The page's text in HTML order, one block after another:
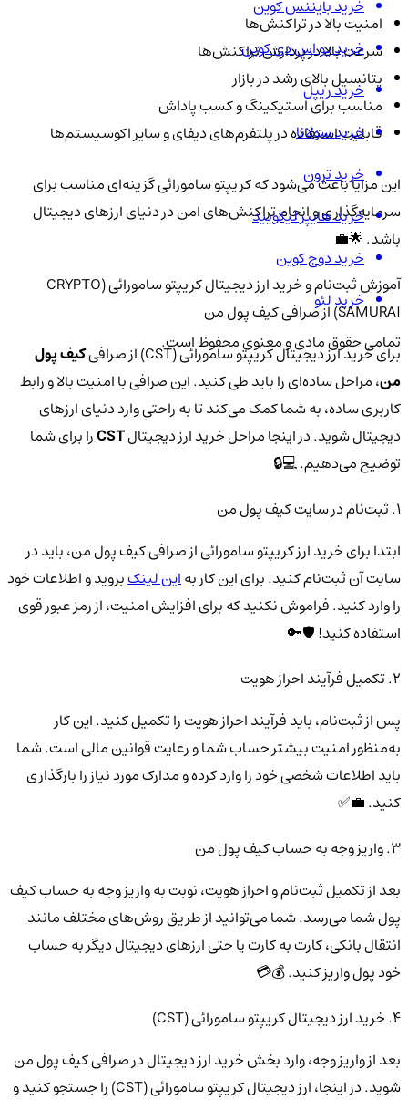
امنیت بالا در تراکنش‌ها
سرعت بالا در پردازش تراکنش‌ها
پتانسیل بالای رشد در بازار
مناسب برای استیکینگ و کسب پاداش
قابلیت استفاده در پلتفرم‌های دیفای و سایر اکوسیستم‌ها
این مزایا باعث می‌شود که کریپتو سامورائی گزینه‌ای مناسب برای
سرمایه‌گذاری و انجام تراکنش‌های امن در دنیای ارزهای دیجیتال
باشد. 🌟💼
آموزش ثبت‌نام و خرید ارز دیجیتال کریپتو سامورائی (CRYPTO
SAMURAI) از صرافی کیف پول من
برای خرید ارز دیجیتال کریپتو سامورائی (CST) از صرافی
کیف پول
من، مراحل ساده‌ای را باید طی کنید. این صرافی با امنیت بالا و رابط
کاربری ساده، به شما کمک می‌کند تا به راحتی وارد دنیای ارزهای
دیجیتال شوید. در اینجا مراحل خرید ارز دیجیتالCSTرا برای شما
توضیح می‌دهیم. 💻🔒
ابتدا برای خرید ارز کریپتو سامورائی از صرافی کیف پول من، باید در
سایت آن ثبت‌نام کنید. برای این کار بهاین لینکبروید و اطلاعات خود
را وارد کنید. فراموش نکنید که برای افزایش امنیت، از رمز عبور قوی
استفاده کنید! 🛡️🔑
پس از ثبت‌نام، باید فرآیند احراز هویت را تکمیل کنید. این کار
به‌منظور امنیت بیشتر حساب شما و رعایت قوانین مالی است. شما
باید اطلاعات شخصی خود را وارد کرده و مدارک مورد نیاز را بارگذاری
کنید. 💼✅
3. واریز وجه به حساب کیف پول من
بعد از تکمیل ثبت‌نام و احراز هویت، نوبت به واریز وجه به حساب کیف
پول شما می‌رسد. شما می‌توانید از طریق روش‌های مختلف مانند
انتقال بانکی، کارت به کارت یا حتی ارزهای دیجیتال دیگر به حساب
خود پول واریز کنید. 💰💳
4. خرید ارز دیجیتال کریپتو سامورائی (CST)
بعد از واریز وجه، وارد بخش خرید ارز دیجیتال در صرافی کیف پول من
شوید. در اینجا، ارز دیجیتال کریپتو سامورائی (CST) را جستجو کنید و
خرید بایننس کوین
خرید یو اس دی کوین
خرید ریپل
خرید سولانا
خرید ترون
خرید هایپر لیکویید
خرید دوج کوین
خرید لئو
تمامی حقوق مادی و معنوی محفوظ است.